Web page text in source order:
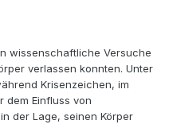
wissenschaftliche Versuche
verlassen konnten. Unter
Krisenzeichen, im
dem Einfluss von
der Lage, seinen Körper